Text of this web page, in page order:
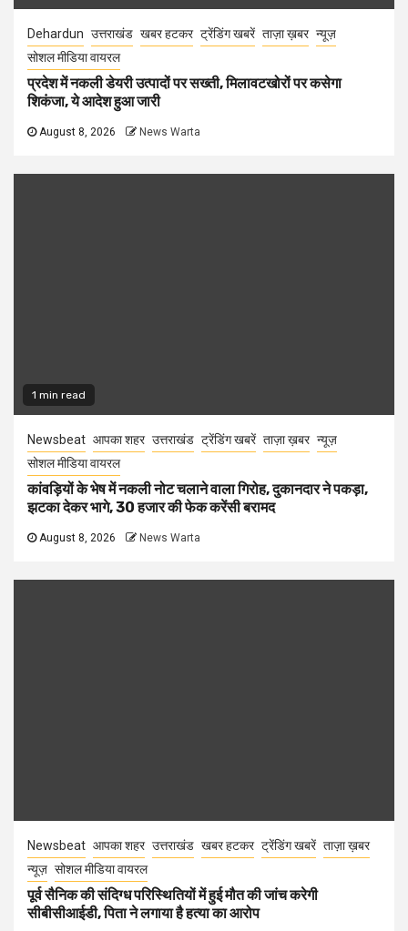
Dehardun उत्तराखंड खबर हटकर ट्रेंडिंग खबरें ताज़ा ख़बर न्यूज़
सोशल मीडिया वायरल
प्रदेश में नकली डेयरी उत्पादों पर सख्ती, मिलावटखोरों पर कसेगा
शिकंजा, ये आदेश हुआ जारी
August 8, 2026 News Warta
1 min read
Newsbeat आपका शहर उत्तराखंड ट्रेंडिंग खबरें ताज़ा ख़बर न्यूज़
सोशल मीडिया वायरल
कांवड़ियों के भेष में नकली नोट चलाने वाला गिरोह, दुकानदार ने पकड़ा,
झटका देकर भागे, 30 हजार की फेक करेंसी बरामद
August 8, 2026 News Warta
Newsbeat आपका शहर उत्तराखंड खबर हटकर ट्रेंडिंग खबरें ताज़ा ख़बर
न्यूज़ सोशल मीडिया वायरल
पूर्व सैनिक की संदिग्ध परिस्थितियों में हुई मौत की जांच करेगी
सीबीसीआईडी, पिता ने लगाया है हत्या का आरोप